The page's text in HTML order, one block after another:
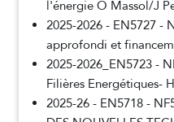
l'énergie O Massol/J
2025-2026 - EN5727 -
approfondi et
2025-2026_EN5723 -
Filières Energétiques-
2025-26 - EN5718 -